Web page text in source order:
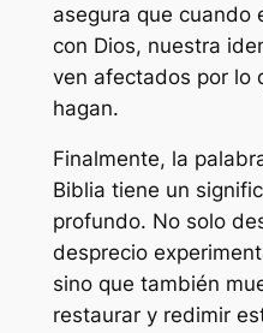
asegura que cuando
con Dios, nuestra
ven afectados por lo
hagan.
Finalmente, la
Biblia tiene un
profundo. No solo
desprecio
sino que también
restaurar y redimir